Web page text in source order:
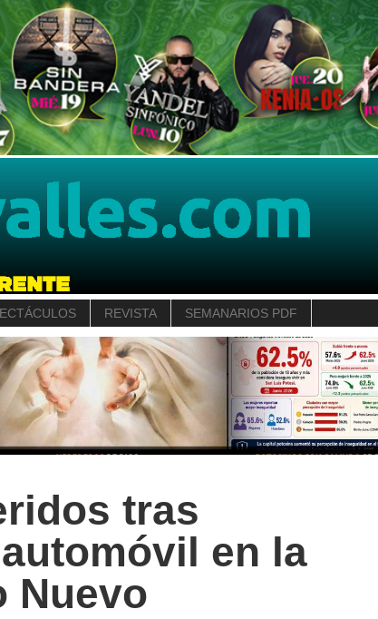
REVISTA SEMANARIOS PDF
tras
en la
Nuevo